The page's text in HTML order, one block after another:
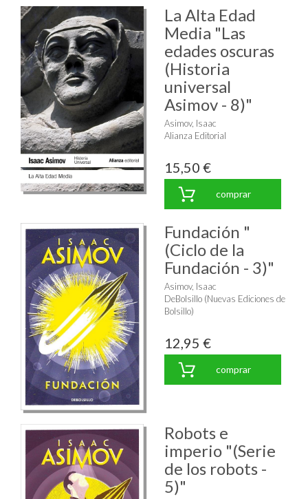
La Alta Edad
Media "Las
edades oscuras
(Historia
universal
Asimov - 8)"
Asimov, Isaac
Alianza Editorial
15,50 €
comprar
Fundación "
(Ciclo de la
Fundación - 3)"
Asimov, Isaac
DeBolsillo (Nuevas Ediciones de
Bolsillo)
12,95 €
comprar
Robots e
imperio "(Serie
de los robots -
5)"